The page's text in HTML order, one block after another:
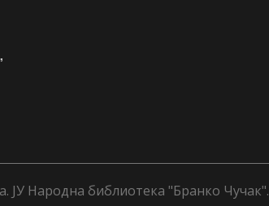
ЈУ Народна библиотека "Бранко Чучак".